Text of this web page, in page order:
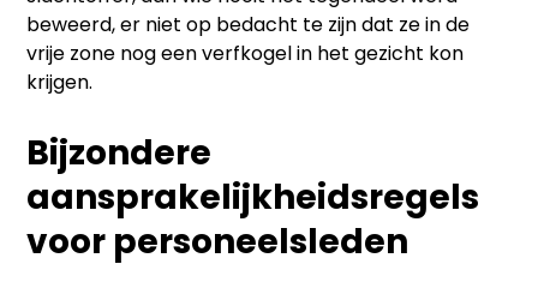
beweerd, er niet op bedacht te zijn dat ze in de
vrije zone nog een verfkogel in het gezicht kon
krijgen.
Bijzondere
aansprakelijkheidsregels
voor personeelsleden